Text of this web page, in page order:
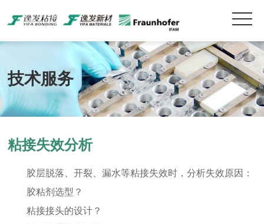
技术服务
粘接失效分析
胶层脱落、开裂、漏水等粘接失效时，分析失效原因：
胶粘剂选型？
粘接接头的设计？